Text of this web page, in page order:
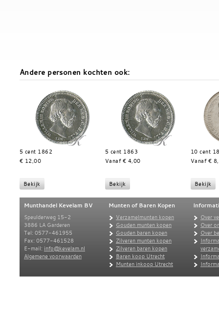
Andere personen kochten ook:
5 cent 1862
€ 12,00
5 cent 1863
Vanaf € 4,00
10 cent
Vanaf €
Munthandel Kevelam BV
Speulderweg 15-2
3886 LA Garderen
Tel: 0577-461955
Fax: 0577-461528
E-mail: info@kevelam.nl
Algemene voorwaarden
Munten of Baren Kopen
Verzamelmunten kopen
Gouden munten kopen
Gouden baren kopen
Zilveren munten kopen
Zilveren baren kopen
Baren koop Utrecht
Munten inkoop Utrecht
Over
Over
Over